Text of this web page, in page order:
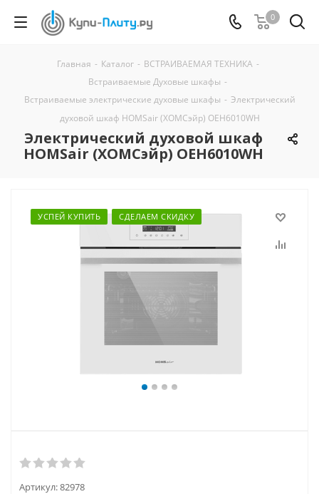
0
Главная - Каталог - ВСТРАИВАЕМАЯ ТЕХНИКА -
Встраиваемые Духовые шкафы -
Встраиваемые электрические духовые шкафы - Электрический
духовой шкаф HOMSair (ХОМСэйр) OEH6010WH
Электрический духовой шкаф
HOMSair (ХОМСэйр) OEH6010WH
УСПЕЙ КУПИТЬ СДЕЛАЕМ СКИДКУ
Артикул:82978